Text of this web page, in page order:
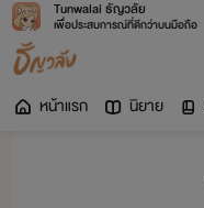
Tunwalai ธัญวลัย
เพื่อประสบการณ์ที่ดีกว่าบนมือถือ
หน้าแรก นิยาย